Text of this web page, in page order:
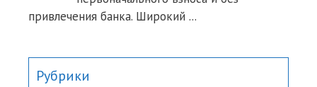
привлечения банка. Широкий ...
Рубрики